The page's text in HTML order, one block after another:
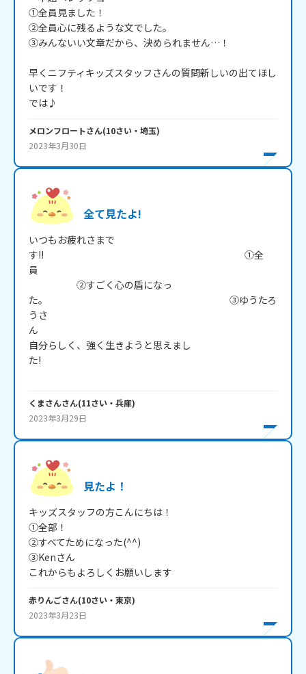
①全員見ました！
②全員心に残るような文でした。
③みんないい文章だから、決められません…！
早くニフティキッズスタッフさんの質問新しいの出てほし
いです！
では♪
メロンフロートさん(10さい・ 埼玉)
2023年3月30日
全て見たよ!
いつもお疲れさまで
す!!　　　　　　　　　　　　　　　　　　　　　①全
員
②すごく心の盾になっ
た。　　　　　　　　　　　　　　　　　　　③ゆうたろ
うさ
ん
自分らしく、強く生きようと思えまし
た!
くまさんさん(11さい・ 兵庫)
2023年3月29日
見たよ！
キッズスタッフの方こんにちは！
①全部！
②すべてためになった(^^)
③Kenさん
これからもよろしくお願いします
赤りんごさん(10さい・ 東京)
2023年3月23日